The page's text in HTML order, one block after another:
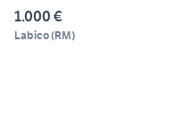
1.000 €
Labico(RM)